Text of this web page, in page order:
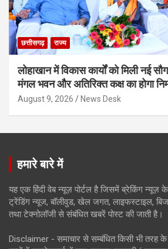
छत्तीसगढ़ राज्य
लोहाखान में विकास कार्यों को मिली नई
मंगल भवन और अतिरिक्त कक्ष का होगा
August 9, 2026 News Desk
हमारे बारे में
यह एक हिंदी वेब न्यूज़ पोर्टल है जिसमें ब्रेकिंग न्यूज़
ट्रेंडिंग न्यूज, बॉलीवुड, खेल जगत, लाइफस्टाइल,
तथा टेक्नोलॉजी से संबंधित खबरें पोस्ट की जाती है।
Disclaimer - समाचार से सम्बंधित किसी भी तरह